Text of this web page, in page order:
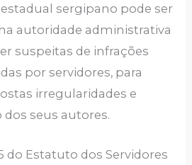
sergipano pode ser
autoridade administrativa
suspeitas de infrações
por servidores, para
irregularidades e
seus autores.
do Estatuto dos Servidores